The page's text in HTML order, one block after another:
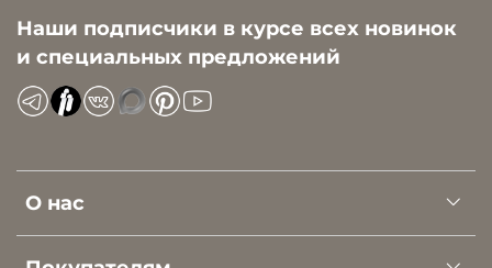
О нас
Наши подписчики в курсе всех новинок
и специальных предложений